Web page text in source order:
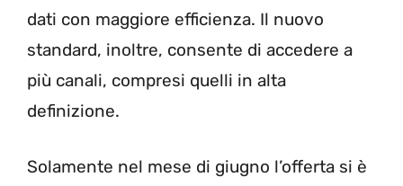
dati con maggiore efficienza. Il nuovo
standard, inoltre, consente di accedere a
più canali, compresi quelli in alta
definizione.
Solamente nel mese di giugno l’offerta si è